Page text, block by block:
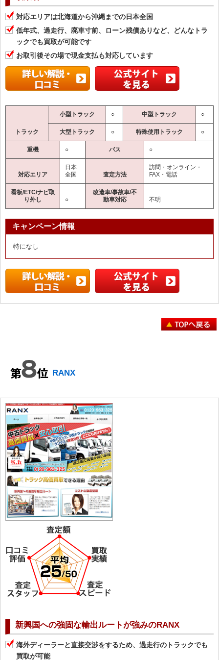
対応エリアは北海道から沖縄までの日本全国
低年式、過走行、廃車寸前、ローン残債ありなど、どんなトラ
ックでも買取が可能です
お取引後その場で現金支払も対応しています
トラック
小型トラック ○ 中型トラック ○
大型トラック ○ 特殊使用トラック ○
重機 ○ バス ○
対応エリア
日本
全国
査定方法
訪問・オンライン・
FAX・電話
看板/ETC/ナビ取
り外し
○
改造車/事故車/不
動車対応
不明
キャンペーン情報
特になし
RANX
新興国への強固な輸出ルートが強みのRANX
海外ディーラーと直接交渉をするため、過走行のトラックでも
買取が可能